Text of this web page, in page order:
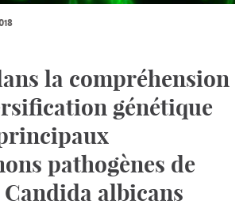
la compréhension
génétique
pathogènes de
Candida albicans